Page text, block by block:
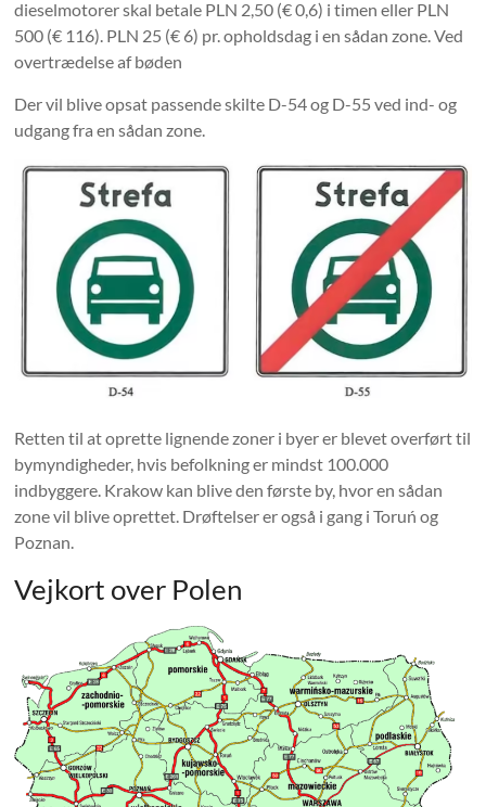
dieselmotorer skal betale PLN 2,50 (€ 0,6) i timen eller PLN
500 (€ 116). PLN 25 (€ 6) pr. opholdsdag i en sådan zone. Ved
overtrædelse af bøden
Der vil blive opsat passende skilte D-54 og D-55 ved ind- og
udgang fra en sådan zone.
Retten til at oprette lignende zoner i byer er blevet overført til
bymyndigheder, hvis befolkning er mindst 100.000
indbyggere. Krakow kan blive den første by, hvor en sådan
zone vil blive oprettet. Drøftelser er også i gang i Toruń og
Poznan.
Vejkort over Polen